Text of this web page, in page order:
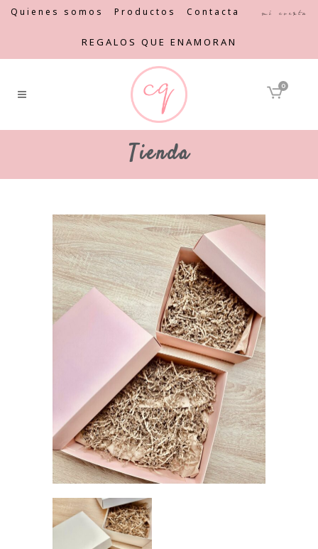
Quienes somos Productos Contacta Mi cuenta
REGALOS QUE ENAMORAN
0
Tienda